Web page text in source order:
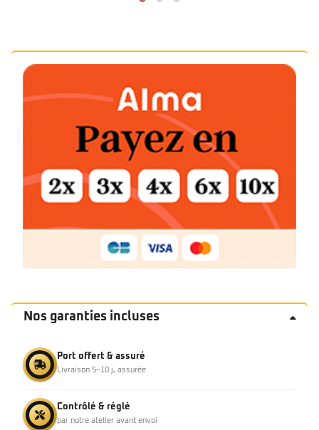
Nos garanties incluses
Port offert & assuré
Livraison 5–10 j, assurée
Contrôlé & réglé
par notre atelier avant envoi